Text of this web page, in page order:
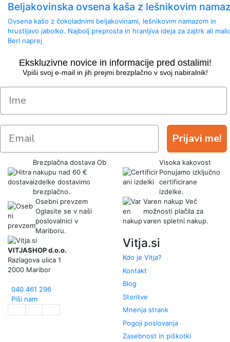
Beljakovinska ovsena kaša z lešnikovim
Ovsena kašo z čokoladnimi beljakovinami, lešnikovim namazom in
hrustljavo jabolko. Najbolj preprosta in hranljiva ideja za zajtrk ali
Beri naprej
Ekskluzivne novice in informacije pred ostalimi!
Vpiši svoj e-mail in jih prejmi brezplačno v svoj nabiralnik!
Prijavi me!
Brezplačna dostava Ob
nakupu nad 60 €
izdelke dostavimo
brezplačno.
Visoka kakovost
Ponujamo izključno
certificirane
izdelke.
Osebni prevzem
Oglasite se v naši
poslovalnici v
Mariboru.
Varen nakup Več
možnosti plačila za
varen spletni nakup.
VITJASHOP d.o.o.
Razlagova ulica 1
2000 Maribor
040 461 296
Piši nam
Vitja.si
Kdo je Vitja?
Kontakt
Blog
Storitve
Mnenja strank
Pogoji poslovanja
Zasebnost in piškotki